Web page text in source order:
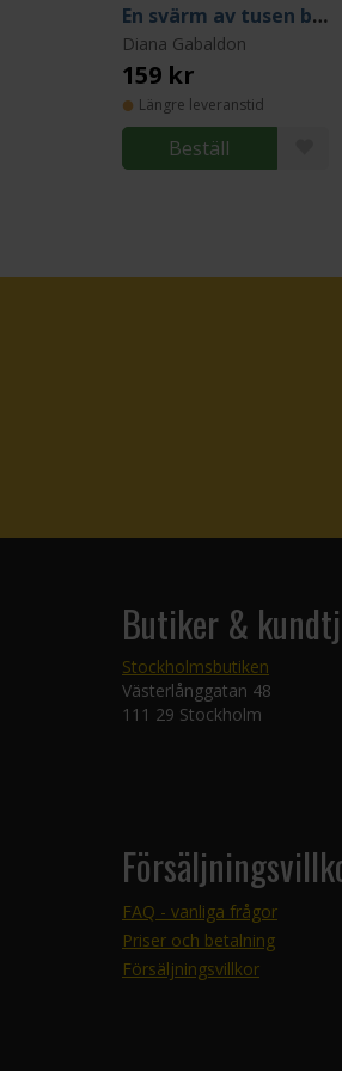
En svärm av tusen bin - del II
Diana Gabaldon
159 kr
Längre leveranstid
Beställ
Butiker &
Stockholmsbutiken
Västerlånggatan 48
111 29 Stockholm
FAQ - vanliga frågor
Priser och betalning
Försäljningsvillkor